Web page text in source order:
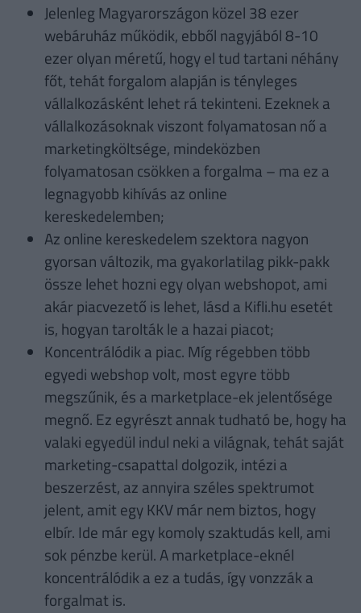
Jelenleg Magyarországon közel 38 ezer
webáruház működik, ebből nagyjából 8-10
ezer olyan méretű, hogy el tud tartani néhány
főt, tehát forgalom alapján is tényleges
vállalkozásként lehet rá tekinteni. Ezeknek a
vállalkozásoknak viszont folyamatosan nő a
marketingköltsége, mindeközben
folyamatosan csökken a forgalma – ma ez a
legnagyobb kihívás az online
kereskedelemben;
Az online kereskedelem szektora nagyon
gyorsan változik, ma gyakorlatilag pikk-pakk
össze lehet hozni egy olyan webshopot, ami
akár piacvezető is lehet, lásd a Kifli.hu esetét
is, hogyan tarolták le a hazai piacot;
Koncentrálódik a piac. Míg régebben több
egyedi webshop volt, most egyre több
megszűnik, és a marketplace-ek jelentősége
megnő. Ez egyrészt annak tudható be, hogy ha
valaki egyedül indul neki a világnak, tehát saját
marketing-csapattal dolgozik, intézi a
beszerzést, az annyira széles spektrumot
jelent, amit egy KKV már nem biztos, hogy
elbír. Ide már egy komoly szaktudás kell, ami
sok pénzbe kerül. A marketplace-eknél
koncentrálódik a ez a tudás, így vonzzák a
forgalmat is.